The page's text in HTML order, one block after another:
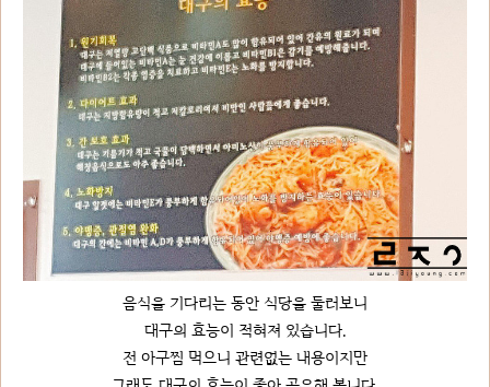
음식을 기다리는 동안 식당을 둘러보니
대구의 효능이 적혀져 있습니다.
전 아구찜 먹으니 관련없는 내용이지만